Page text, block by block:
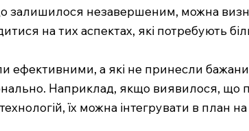
залишилося незавершеним, можна
на тих аспектах, які потребують
ефективними, а які не принесли
Наприклад, якщо виявилося, що
їх можна інтегрувати в план